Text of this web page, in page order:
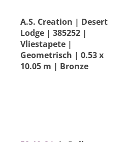
A.S. Creation | Desert
Lodge | 385252 |
Vliestapete |
Geometrisch | 0.53 x
10.05 m | Bronze